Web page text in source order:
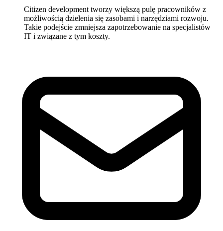
Citizen development tworzy większą pulę pracowników z
możliwością dzielenia się zasobami i narzędziami rozwoju.
Takie podejście zmniejsza zapotrzebowanie na specjalistów
IT i związane z tym koszty.